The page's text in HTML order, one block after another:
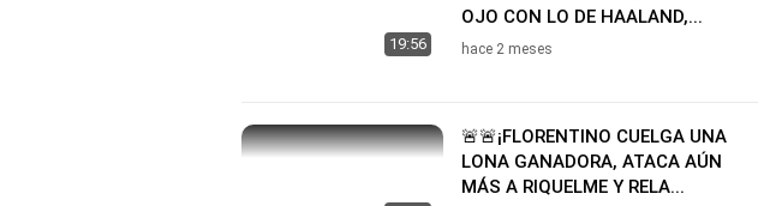
19:56
OJO CON LO DE HAALAND,...
hace 2 meses
🚨🚨¡FLORENTINO CUELGA UNA
LONA GANADORA, ATACA AÚN
MÁS A RIQUELME Y RELA...